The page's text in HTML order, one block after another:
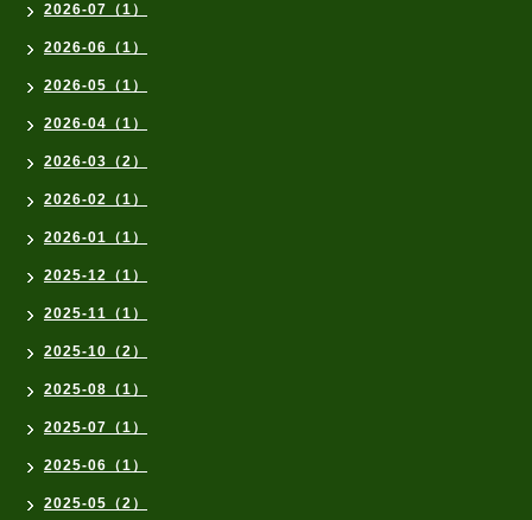
2026-07（1）
2026-06（1）
2026-05（1）
2026-04（1）
2026-03（2）
2026-02（1）
2026-01（1）
2025-12（1）
2025-11（1）
2025-10（2）
2025-08（1）
2025-07（1）
2025-06（1）
2025-05（2）